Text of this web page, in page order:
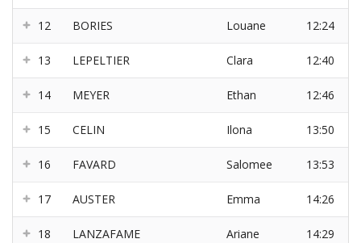
12 BORIES Louane 12:24
13 LEPELTIER Clara 12:40
14 MEYER Ethan 12:46
15 CELIN Ilona 13:50
16 FAVARD Salomee 13:53
17 AUSTER Emma 14:26
18 LANZAFAME Ariane 14:29